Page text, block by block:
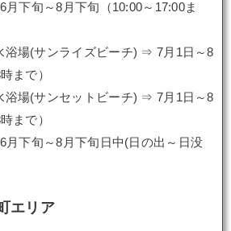
月下旬～8月下旬（10:00～17:00ま
浴場(サンライズビーチ) ⇒ 7月1日～8
まで）
浴場(サンセットビーチ) ⇒ 7月1日～8
まで）
月下旬～8月下旬日中(日の出～日没
エリア